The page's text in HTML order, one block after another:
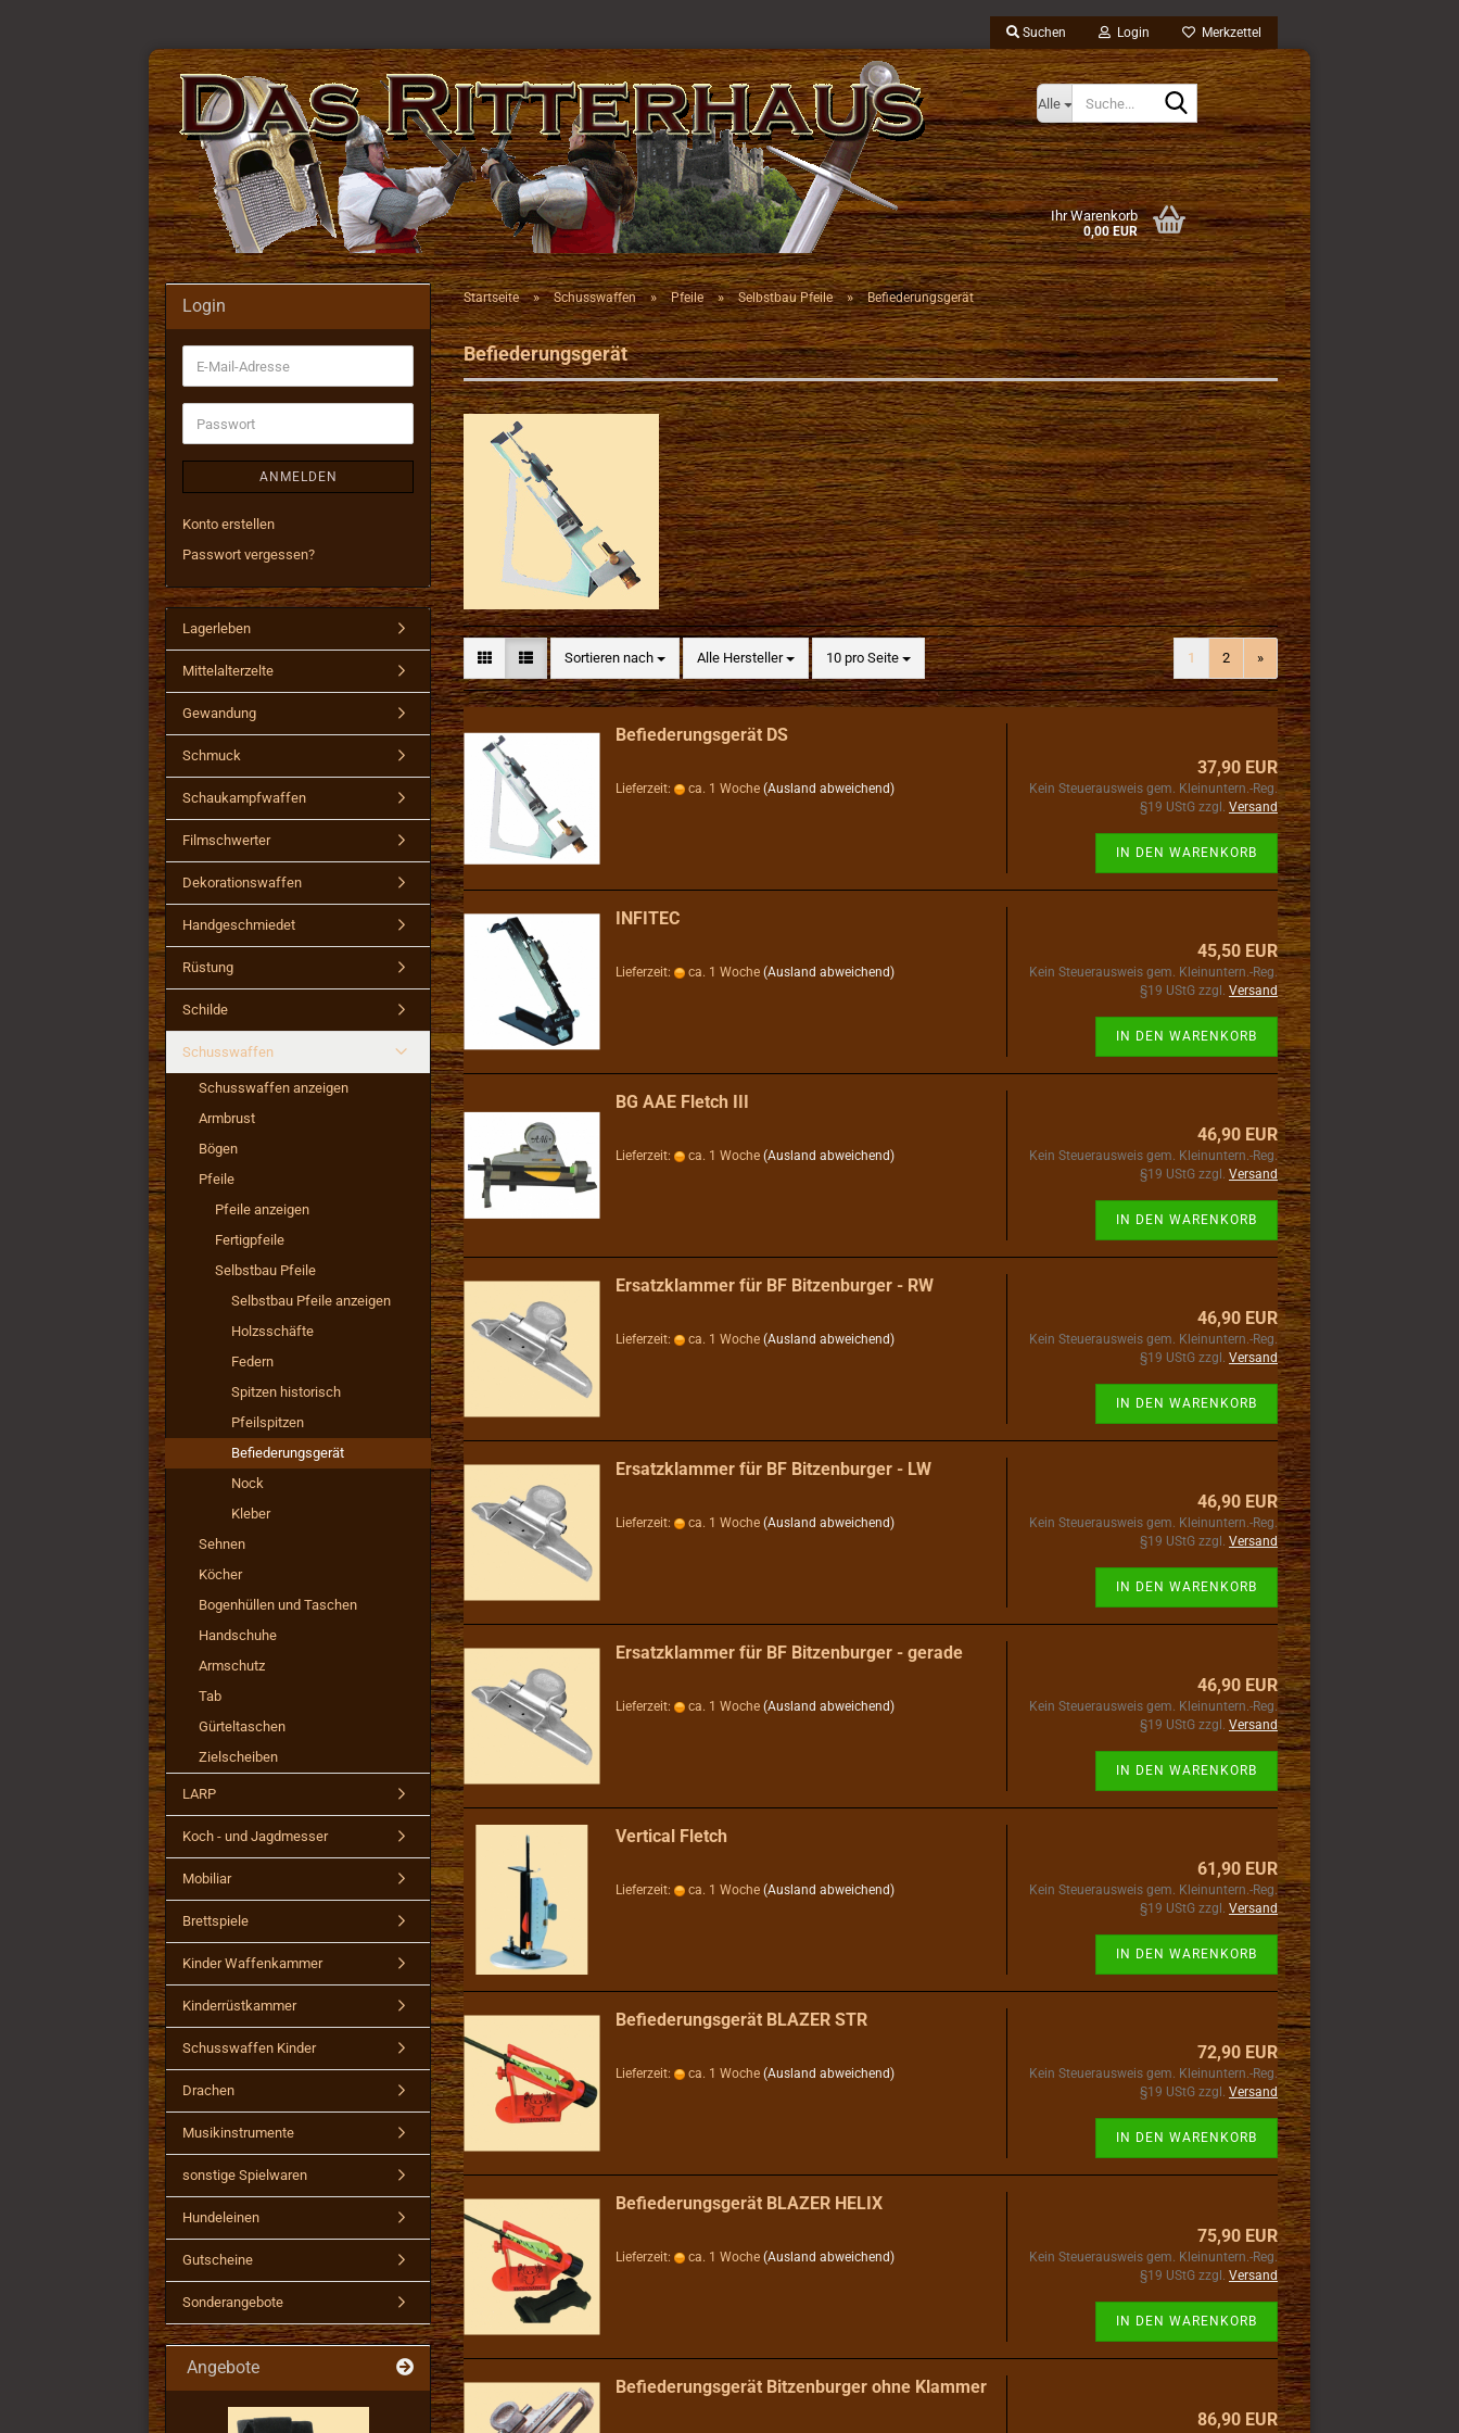
Suchen Login Merkzettel
Alle
Suche...
Ihr Warenkorb
0,00 EUR
Startseite » Schusswaffen » Pfeile » Selbstbau Pfeile » Befiederungsgerät
Befiederungsgerät
Sortieren nach
Sortieren nach Alle Hersteller 10 pro Seite
pro Seite 1 2 »
Befiederungsgerät DS
Lieferzeit: ca. 1 Woche (Ausland abweichend)
37,90 EUR
Kein Steuerausweis gem. Kleinuntern.-Reg.
§19 UStG zzgl. Versand
IN DEN WARENKORB
INFITEC
Lieferzeit: ca. 1 Woche (Ausland abweichend)
45,50 EUR
Kein Steuerausweis gem. Kleinuntern.-Reg.
§19 UStG zzgl. Versand
IN DEN WARENKORB
BG AAE Fletch III
Lieferzeit: ca. 1 Woche (Ausland abweichend)
46,90 EUR
Kein Steuerausweis gem. Kleinuntern.-Reg.
§19 UStG zzgl. Versand
IN DEN WARENKORB
Ersatzklammer für BF Bitzenburger - RW
Lieferzeit: ca. 1 Woche (Ausland abweichend)
46,90 EUR
Kein Steuerausweis gem. Kleinuntern.-Reg.
§19 UStG zzgl. Versand
IN DEN WARENKORB
Ersatzklammer für BF Bitzenburger - LW
Lieferzeit: ca. 1 Woche (Ausland abweichend)
46,90 EUR
Kein Steuerausweis gem. Kleinuntern.-Reg.
§19 UStG zzgl. Versand
IN DEN WARENKORB
Ersatzklammer für BF Bitzenburger - gerade
Lieferzeit: ca. 1 Woche (Ausland abweichend)
46,90 EUR
Kein Steuerausweis gem. Kleinuntern.-Reg.
§19 UStG zzgl. Versand
IN DEN WARENKORB
Vertical Fletch
Lieferzeit: ca. 1 Woche (Ausland abweichend)
61,90 EUR
Kein Steuerausweis gem. Kleinuntern.-Reg.
§19 UStG zzgl. Versand
IN DEN WARENKORB
Befiederungsgerät BLAZER STR
Lieferzeit: ca. 1 Woche (Ausland abweichend)
72,90 EUR
Kein Steuerausweis gem. Kleinuntern.-Reg.
§19 UStG zzgl. Versand
IN DEN WARENKORB
Befiederungsgerät BLAZER HELIX
Lieferzeit: ca. 1 Woche (Ausland abweichend)
75,90 EUR
Kein Steuerausweis gem. Kleinuntern.-Reg.
§19 UStG zzgl. Versand
IN DEN WARENKORB
Befiederungsgerät Bitzenburger ohne Klammer
86,90 EUR
Login
E-
Mail-
Adresse
Passwort
ANMELDEN
Konto erstellen
Passwort vergessen?
Lagerleben
Mittelalterzelte
Gewandung
Schmuck
Schaukampfwaffen
Filmschwerter
Dekorationswaffen
Handgeschmiedet
Rüstung
Schilde
Schusswaffen
Schusswaffen anzeigen
Armbrust
Bögen
Pfeile
Pfeile anzeigen
Fertigpfeile
Selbstbau Pfeile
Selbstbau Pfeile anzeigen
Holzsschäfte
Federn
Spitzen historisch
Pfeilspitzen
Befiederungsgerät
Nock
Kleber
Sehnen
Köcher
Bogenhüllen und Taschen
Handschuhe
Armschutz
Tab
Gürteltaschen
Zielscheiben
LARP
Koch - und Jagdmesser
Mobiliar
Brettspiele
Kinder Waffenkammer
Kinderrüstkammer
Schusswaffen Kinder
Drachen
Musikinstrumente
sonstige Spielwaren
Hundeleinen
Gutscheine
Sonderangebote
Angebote